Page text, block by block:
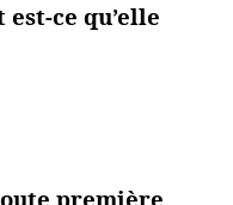
est-ce qu’elle
première